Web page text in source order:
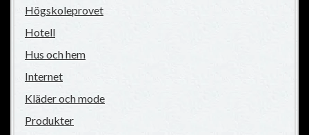
Högskoleprovet
Hotell
Hus och hem
Internet
Kläder och mode
Produkter